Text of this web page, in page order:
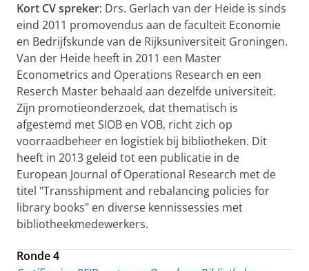
Kort CV spreker: Drs. Gerlach van der Heide is sinds
eind 2011 promovendus aan de faculteit Economie
en Bedrijfskunde van de Rijksuniversiteit Groningen.
Van der Heide heeft in 2011 een Master
Econometrics and Operations Research en een
Reserch Master behaald aan dezelfde universiteit.
Zijn promotieonderzoek, dat thematisch is
afgestemd met SIOB en VOB, richt zich op
voorraadbeheer en logistiek bij bibliotheken. Dit
heeft in 2013 geleid tot een publicatie in de
European Journal of Operational Research met de
titel "Transshipment and rebalancing policies for
library books" en diverse kennissessies met
bibliotheekmedewerkers.
Ronde 4